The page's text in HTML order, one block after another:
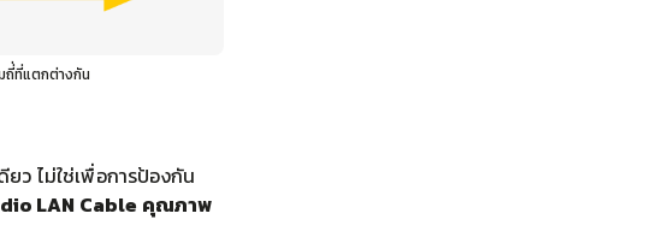
ที่แตกต่างกัน
ว ไม่ใช่เพื่อการป้องกัน
LAN Cable คุณภาพ